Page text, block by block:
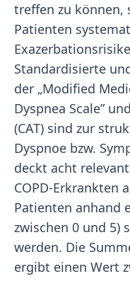
treffen zu können,
Patienten
Standardisierte
der „Modified
Dyspnea Scale”
(CAT) sind zur
Dyspnoe bzw.
deckt acht
COPD-Erkrankten
Patienten anhand
zwischen 0 und 5)
werden. Die
ergibt einen Wert